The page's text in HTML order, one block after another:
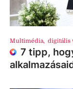
Multimédia, digitális
7 tipp,